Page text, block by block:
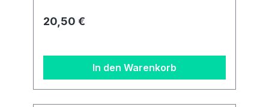
Flaschen á 360ml + 2 Behältern.
Details zur
verantwortungsbewusstes
Unternehmen legen wir großen Wert
auf Transparenz und die Einhaltung
Regulärer Preis:
20,50 €
In den Warenkorb